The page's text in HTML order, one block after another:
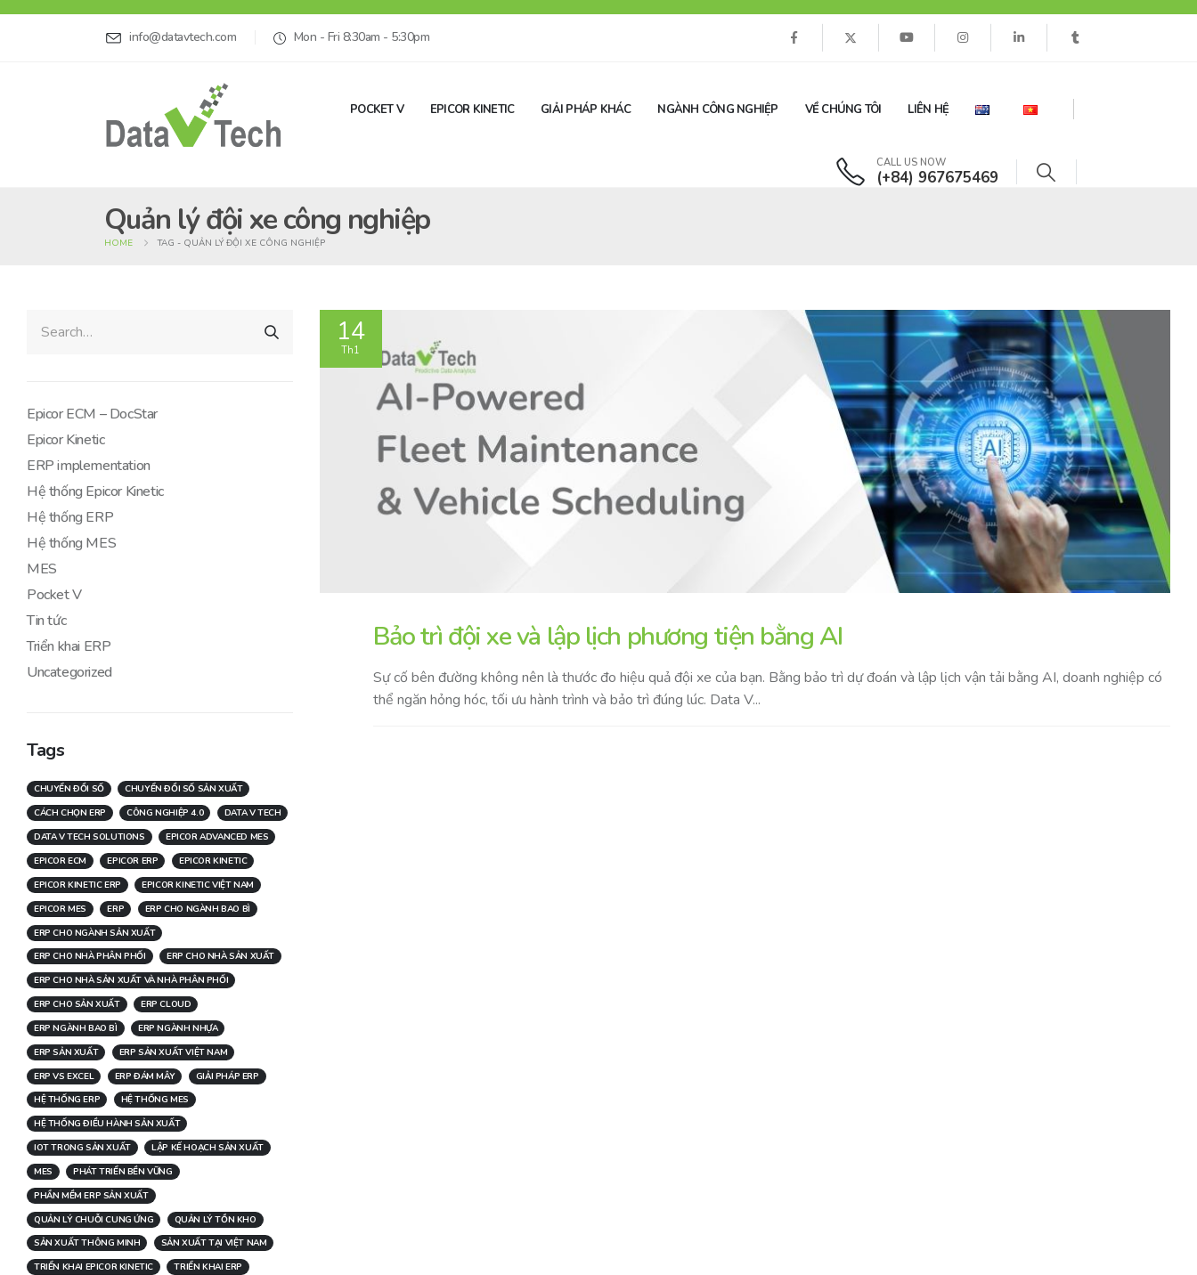
info@datavtech.com Mon - Fri 8:30am - 5:30pm
POCKET V EPICOR KINETIC GIẢI PHÁP KHÁC NGÀNH CÔNG NGHIỆP VỀ CHÚNG TÔI LIÊN HỆ
CALL US NOW
(+84) 967675469
Quản lý đội xe công nghiệp
HOME TAG - QUẢN LÝ ĐỘI XE CÔNG NGHIỆP
14
Th1
Bảo trì đội xe và lập lịch phương tiện bằng AI
Sự cố bên đường không nên là thước đo hiệu quả đội xe của bạn. Bằng bảo trì dự đoán và lập lịch vận tải bằng AI, doanh nghiệp có
thể ngăn hỏng hóc, tối ưu hành trình và bảo trì đúng lúc. Data V...
Epicor ECM – DocStar
Epicor Kinetic
ERP implementation
Hệ thống Epicor Kinetic
Hệ thống ERP
Hệ thống MES
MES
Pocket V
Tin tức
Triển khai ERP
Uncategorized
Tags
CHUYỂN ĐỔI SỐ
CHUYỂN ĐỔI SỐ SẢN XUẤT
CÁCH CHỌN ERP
CÔNG NGHIỆP 4.0
DATA V TECH
DATA V TECH SOLUTIONS
EPICOR ADVANCED MES
EPICOR ECM
EPICOR ERP
EPICOR KINETIC
EPICOR KINETIC ERP
EPICOR KINETIC VIỆT NAM
EPICOR MES
ERP
ERP CHO NGÀNH BAO BÌ
ERP CHO NGÀNH SẢN XUẤT
ERP CHO NHÀ PHÂN PHỐI
ERP CHO NHÀ SẢN XUẤT
ERP CHO NHÀ SẢN XUẤT VÀ NHÀ PHÂN PHỐI
ERP CHO SẢN XUẤT
ERP CLOUD
ERP NGÀNH BAO BÌ
ERP NGÀNH NHỰA
ERP SẢN XUẤT
ERP SẢN XUẤT VIỆT NAM
ERP VS EXCEL
ERP ĐÁM MÂY
GIẢI PHÁP ERP
HỆ THỐNG ERP
HỆ THỐNG MES
HỆ THỐNG ĐIỀU HÀNH SẢN XUẤT
IOT TRONG SẢN XUẤT
LẬP KẾ HOẠCH SẢN XUẤT
MES
PHÁT TRIỂN BỀN VỮNG
PHẦN MỀM ERP SẢN XUẤT
QUẢN LÝ CHUỖI CUNG ỨNG
QUẢN LÝ TỒN KHO
SẢN XUẤT THÔNG MINH
SẢN XUẤT TẠI VIỆT NAM
TRIỂN KHAI EPICOR KINETIC
TRIỂN KHAI ERP